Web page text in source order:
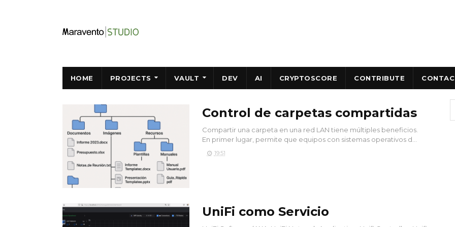
HOME PROJECTS VAULT DEV AI CRYPTOSCORE CONTRIBUTE
Control de carpetas compartidas
Compartir una carpeta en una red LAN tiene múltiples beneficios.
En primer lugar, permite que equipos con sistemas operativos d...
19:51
UniFi como Servicio